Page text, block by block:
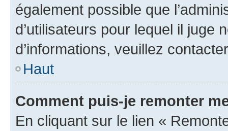
également possible que
d’utilisateurs pour lequel il juge
d’informations, veuillez
Haut
Comment puis-je remonter
En cliquant sur le lien «